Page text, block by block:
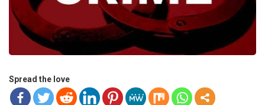
Spread the love